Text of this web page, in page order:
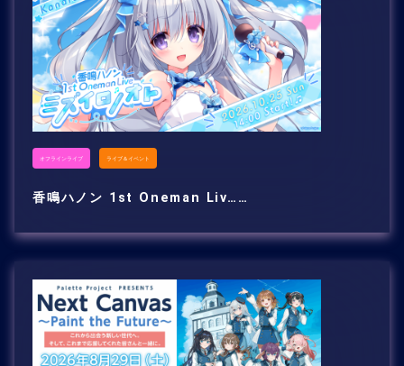
オフラインライブ ライブ＆イベント
香鳴ハノン 1st Oneman Liv……